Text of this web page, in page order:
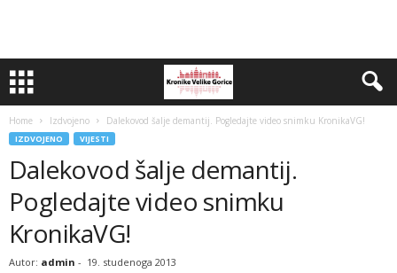
Home Izdvojeno Dalekovod šalje demantij. Pogledajte video snimku KronikaVG!
IZDVOJENO VIJESTI
Dalekovod šalje demantij.
Pogledajte video snimku
KronikaVG!
Autor: admin - 19. studenoga 2013